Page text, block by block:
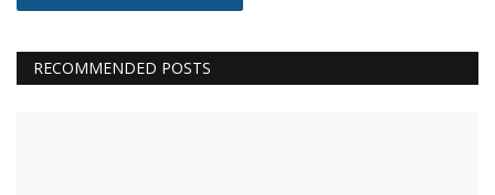
RECOMMENDED POSTS